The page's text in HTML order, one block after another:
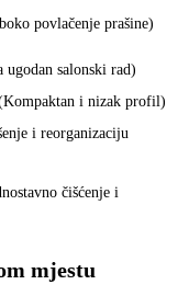
povlačenje prašine)
salonski rad)
i nizak profil)
i reorganizaciju
čišćenje i
mjestu